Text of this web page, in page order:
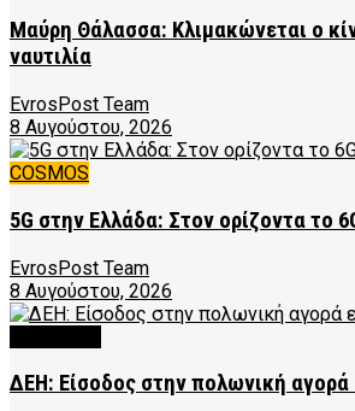
Μαύρη Θάλασσα: Κλιμακώνεται ο
ναυτιλία
EvrosPost Team
8 Αυγούστου, 2026
COSMOS
5G στην Ελλάδα: Στον ορίζοντα το
EvrosPost Team
8 Αυγούστου, 2026
ΔΕΗ: Είσοδος στην πολωνική αγορά